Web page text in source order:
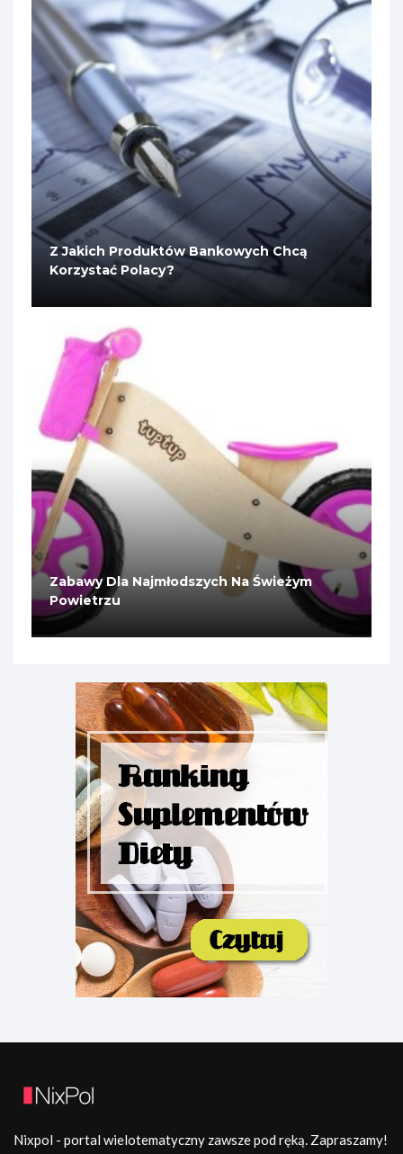
Z Jakich Produktów Bankowych Chcą
Korzystać Polacy?
Zabawy Dla Najmłodszych Na Świeżym
Powietrzu
Nixpol - portal wielotematyczny zawsze pod ręką. Zapraszamy!